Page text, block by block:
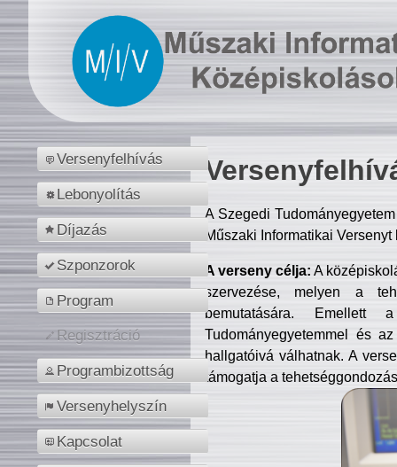
Versenyfelhívás
Lebonyolítás
Díjazás
Szponzorok
Program
Regisztráció
Programbizottság
Versenyhelyszín
Kapcsolat
A Szegedi
Műszaki Informatikai
A verseny célja: A
szervezése, melyen a
bemutatására. Emellett
Tudományegyetemmel és
hallgatóivá válhatnak. A
támogatja a